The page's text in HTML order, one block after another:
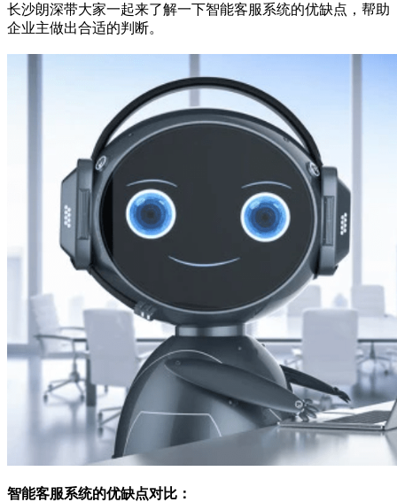
长沙朗深带大家一起来了解一下智能客服系统的优缺点，帮助
企业主做出合适的判断。
智能客服系统的优缺点对比：